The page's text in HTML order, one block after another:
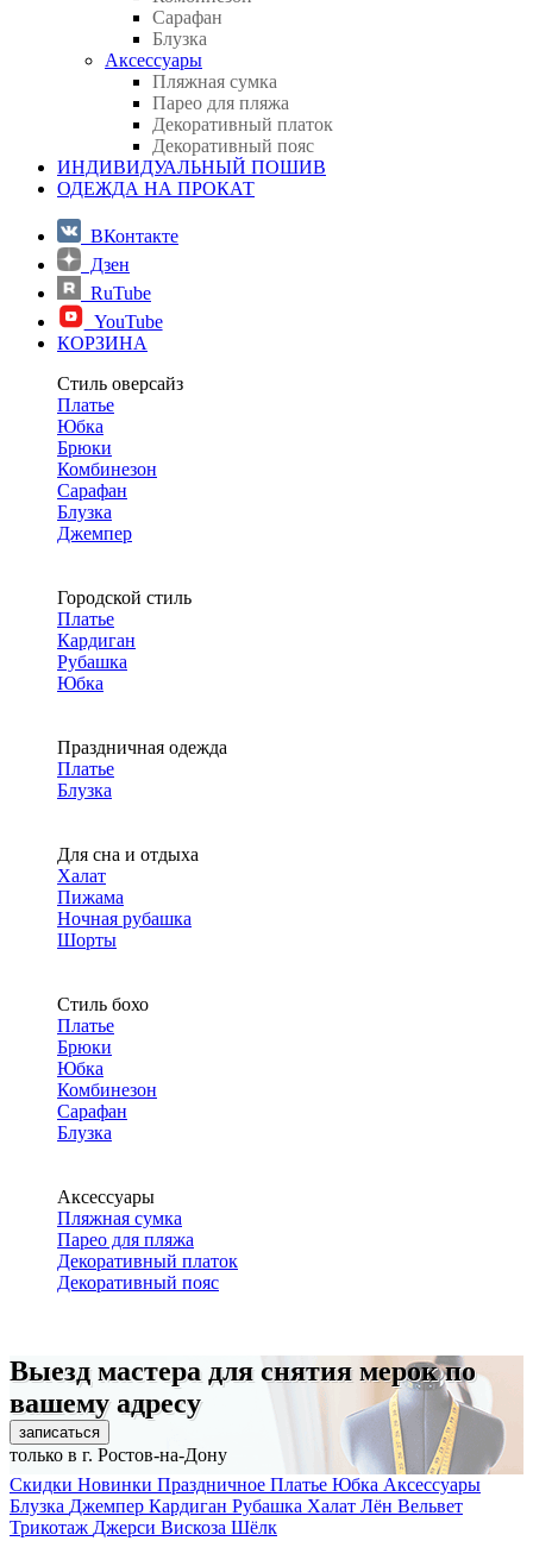
Сарафан
Блузка
Аксессуары
Пляжная сумка
Парео для пляжа
Декоративный платок
Декоративный пояс
ИНДИВИДУАЛЬНЫЙ ПОШИВ
ОДЕЖДА НА ПРОКАТ
ВКонтакте
Дзен
RuTube
YouTube
КОРЗИНА
Стиль оверсайз
Платье
Юбка
Брюки
Комбинезон
Сарафан
Блузка
Джемпер
Городской стиль
Платье
Кардиган
Рубашка
Юбка
Праздничная одежда
Платье
Блузка
Для сна и отдыха
Халат
Пижама
Ночная рубашка
Шорты
Стиль бохо
Платье
Брюки
Юбка
Комбинезон
Сарафан
Блузка
Аксессуары
Пляжная сумка
Парео для пляжа
Декоративный платок
Декоративный пояс
Выезд мастера для снятия мерок по
вашему адресу
записаться
только в г. Ростов-на-Дону
Скидки Новинки Праздничное Платье Юбка Аксессуары
Блузка Джемпер Кардиган Рубашка Халат Лён Вельвет
Трикотаж Джерси Вискоза Шёлк